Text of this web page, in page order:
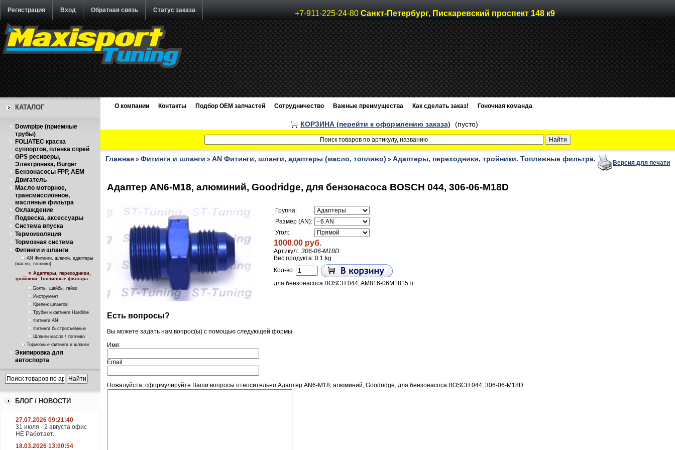
Регистрация Вход Обратная связь Статус заказа +7-911-225-24-80 Санкт-Петербург, Пискаревский проспект 148 к9
КАТАЛОГ
Downpipe (приемные
трубы)
FOLIATEC краска
суппортов, плёнка спрей
GPS ресиверы,
Электроника, Burger
Бензонасосы FPP, AEM
Двигатель
Масло моторное,
трансмиссионное,
масляные фильтра
Охлаждение
Подвеска, аксессуары
Система впуска
Термоизоляция
Тормозная система
Фитинги и шланги
AN Фитинги, шланги, адаптеры
(масло, топливо)
Адаптеры, переходники,
тройники. Топливные фильтра.
Болты, шайбы, гайки
Инструмент
Крепеж шлангов
Трубки и фитинги Hardline
Фитинги AN
Фитинги быстросъёмные
Шланги масло / топливо
Тормозные фитинги и шланги
Экипировка для
автоспорта
БЛОГ / НОВОСТИ
27.07.2026 09:21:40
31 июля - 2 августа офис
НЕ Работает.
18.03.2026 13:00:54
О компании Контакты Подбор OEM запчастей Сотрудничество Важные преимущества Как сделать заказ! Гоночная команда
КОРЗИНА (перейти к оформлению заказа) (пусто)
Главная » Фитинги и шланги » AN Фитинги, шланги, адаптеры (масло, топливо) » Адаптеры, переходники, тройники. Топливные фильтра. Версия для печати
Адаптер AN6-M18, алюминий, Goodridge, для бензонасоса BOSCH 044, 306-06-M18D
Группа:
Размер (AN):
Угол:
1000.00 руб.
Артикул: 306-06-M18D
Вес продукта: 0.1 kg
Кол-во:
для бензонасоса BOSCH 044; AM816-06M1815Ti
Есть вопросы?
Вы можете задать нам вопрос(ы) с помощью следующей формы.
Имя:
Email
Пожалуйста, сформулируйте Ваши вопросы относительно Адаптер AN6-M18, алюминий, Goodridge, для бензонасоса BOSCH 044, 306-06-M18D: